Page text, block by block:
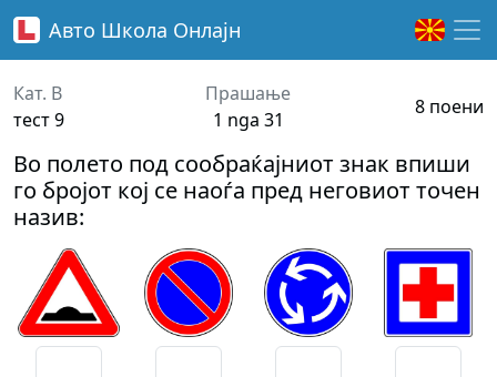
Авто Школа Онлајн
Кат. B
тест 9
Прашање
1 nga 31
8 поени
Во полето под сообраќајниот знак впиши
го бројот кој се наоѓа пред неговиот точен
назив: